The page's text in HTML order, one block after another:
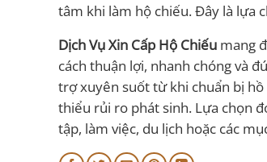
tâm khi làm hộ chiếu. Đây là lựa
Dịch Vụ Xin Cấp Hộ Chiếu mang
cách thuận lợi, nhanh chóng và
trợ xuyên suốt từ khi chuẩn bị
thiểu rủi ro phát sinh. Lựa chọn
tập, làm việc, du lịch hoặc các